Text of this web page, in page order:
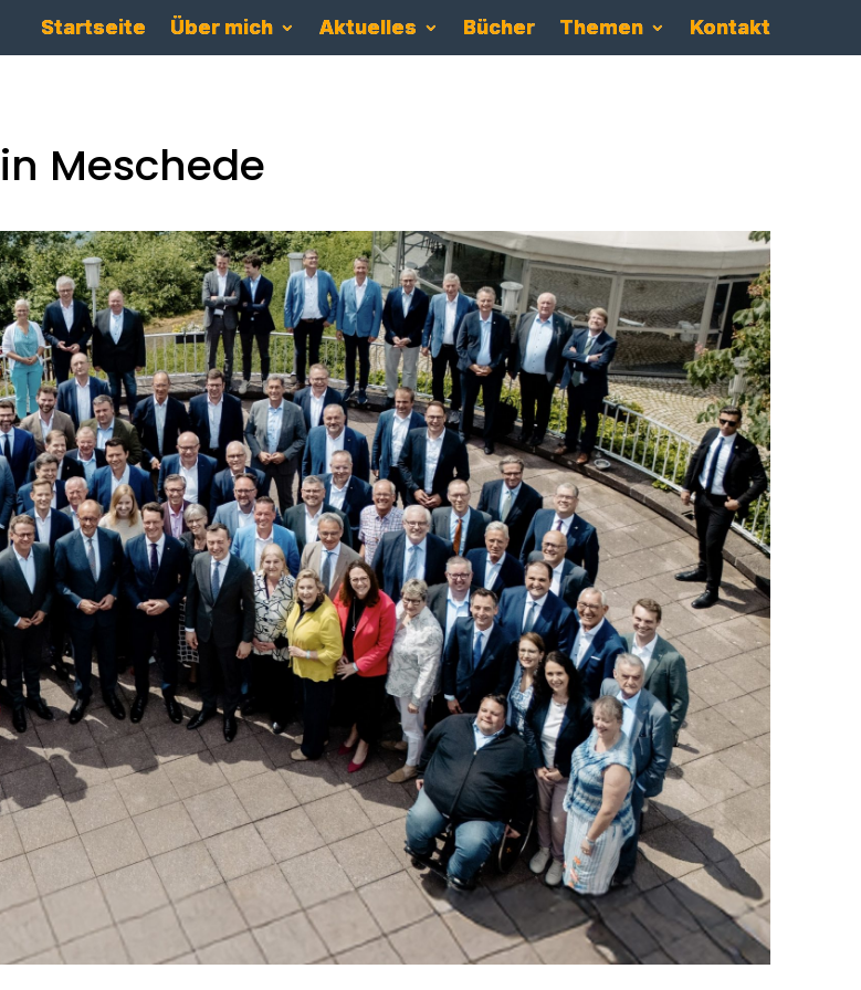
Startseite Über mich Aktuelles Bücher Themen Kontakt
Meschede